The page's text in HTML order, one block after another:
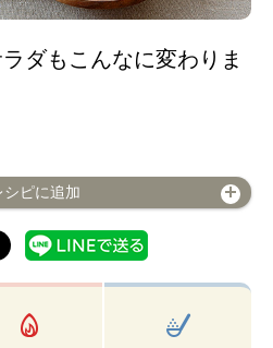
ダもこんなに変わりま
シピに追加